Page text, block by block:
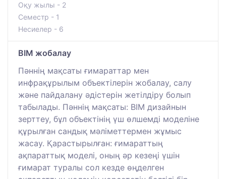
Оқу жылы - 2
Семестр - 1
Несиелер - 6
ВІМ жобалау
Пәннің мақсаты ғимараттар мен
инфрақұрылым объектілерін жобалау, салу
және пайдалану әдістерін жетілдіру болып
табылады. Пәннің мақсаты: BIM дизайнын
зерттеу, бұл объектінің үш өлшемді моделіне
құрылған сандық мәліметтермен жұмыс
жасау. Қарастырылған: ғимараттың
ақпараттық моделі, оның әр кезеңі үшін
ғимарат туралы сол кезде өңделген